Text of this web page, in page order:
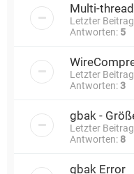
Multi-
Letzter
Antworten: 5
Letzter
Antworten:3
gbak -
Letzter
Antworten: 8
gbak Error